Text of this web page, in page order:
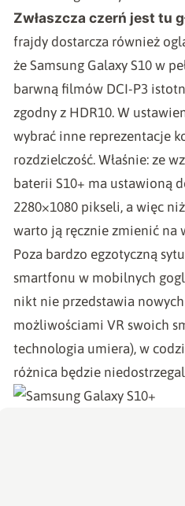
Zwłaszcza czerń jest tu
frajdy dostarcza również
że Samsung Galaxy S10 w
barwną filmów DCI-P3
zgodny z HDR10. W
wybrać inne reprezentacje
rozdzielczość. Właśnie: ze
baterii S10+ ma ustawioną
2280×1080 pikseli, a więc
warto ją ręcznie zmienić na
Poza bardzo egzotyczną
smartfonu w mobilnych
nikt nie przedstawia
możliwościami VR swoich
technologia umiera), w
różnica będzie